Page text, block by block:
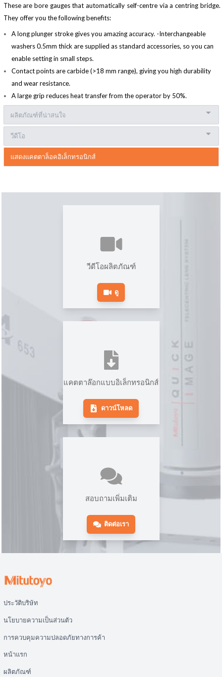
These are bore gauges that automatically self-centre via a centring bridge.
They offer you the following benefits:
A long plunger stroke gives you amazing accuracy. -Interchangeable
washers 0.5mm thick are supplied as standard accessories, so you can
enable setting in small steps.
Contact points are carbide (>18 mm range), giving you high durability
and wear resistance.
A large grip reduces heat transfer from the operator by 50%.
ผลิตภัณฑ์ที่น่าสนใจ
วีดีโอ
แสดงแคตตาล็อคอิเล็กทรอนิกส์
วีดีโอผลิตภัณฑ์
ดู
แคตตาล๊อกแบบอิเล็กทรอนิกส์
ดาวน์โหลด
สอบถามเพิ่มเติม
ติดต่อเรา
ประวัติบริษัท
นโยบายความเป็นส่วนตัว
การควบคุมความปลอดภัยทางการค้า
หน้าแรก
ผลิตภัณฑ์